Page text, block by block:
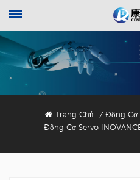
Trang Chủ / Động Cơ